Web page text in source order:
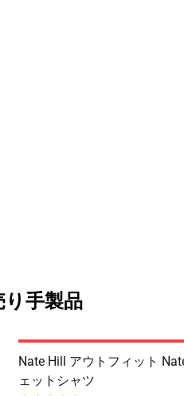
手製品
Nate Hill アウトフィット
ェットシャツ